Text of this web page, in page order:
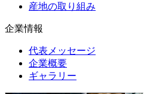
産地の取り組み
企業情報
代表メッセージ
企業概要
ギャラリー